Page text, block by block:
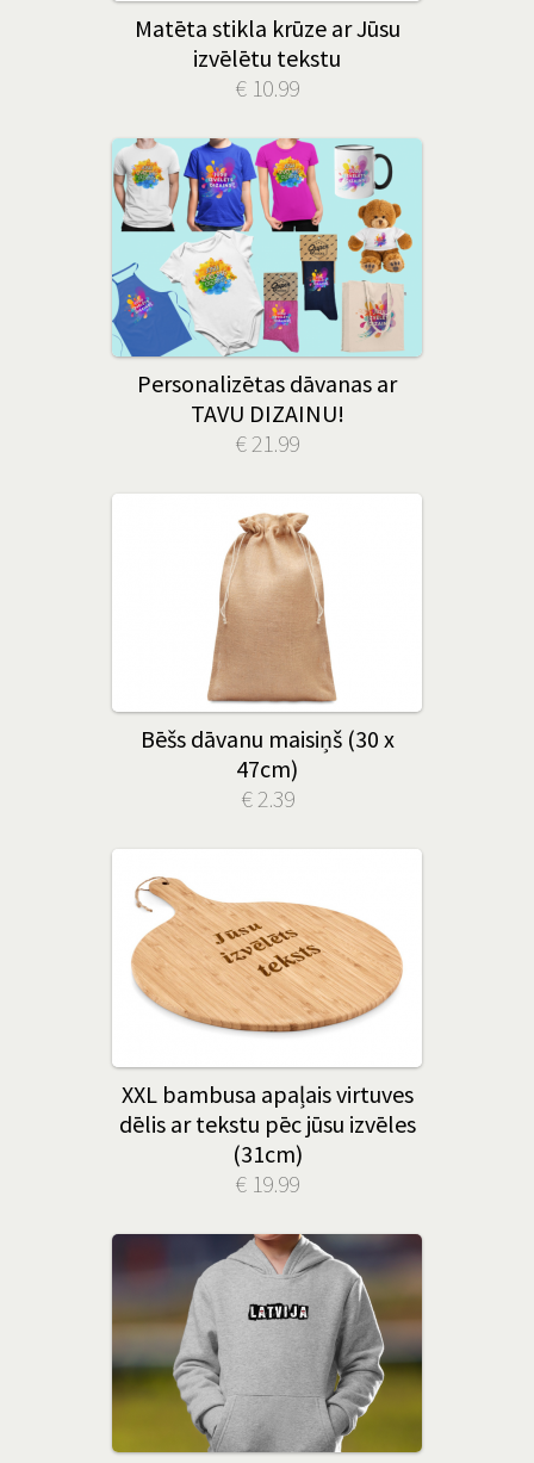
Matēta stikla krūze ar Jūsu
izvēlētu tekstu
€ 10.99
Personalizētas dāvanas ar
TAVU DIZAINU!
€ 21.99
Bēšs dāvanu maisiņš (30 x
47cm)
€ 2.39
XXL bambusa apaļais virtuves
dēlis ar tekstu pēc jūsu izvēles
(31cm)
€ 19.99